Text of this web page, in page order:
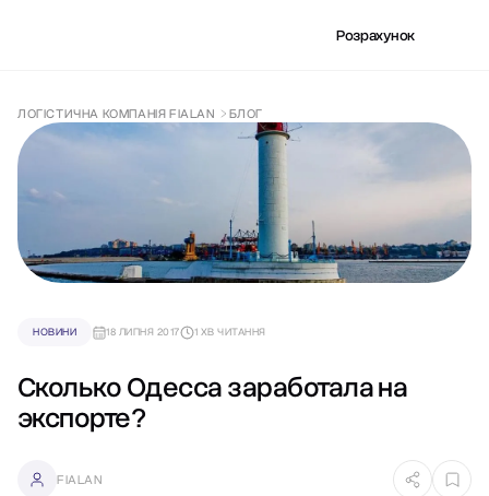
Розрахунок
ЛОГІСТИЧНА КОМПАНІЯ FIALAN БЛОГ
НОВИНИ 18 ЛИПНЯ 2017 1 ХВ ЧИТАННЯ
Сколько Одесса заработала на
экспорте?
FIALAN